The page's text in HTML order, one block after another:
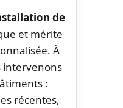
de
et mérite
À
intervenons
:
récentes,